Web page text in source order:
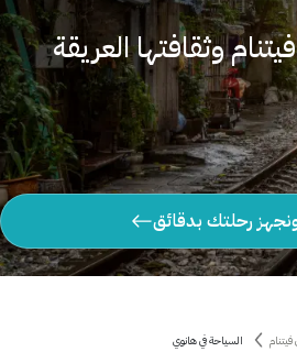
وثقافتها العريقة
رحلتك بدقائق
السياحة في هانوي